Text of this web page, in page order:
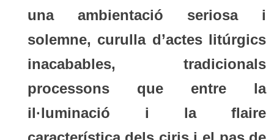
una ambientació seriosa i
solemne, curulla d’actes litúrgics
inacabables, tradicionals
processons que entre la
il·luminació i la flaire